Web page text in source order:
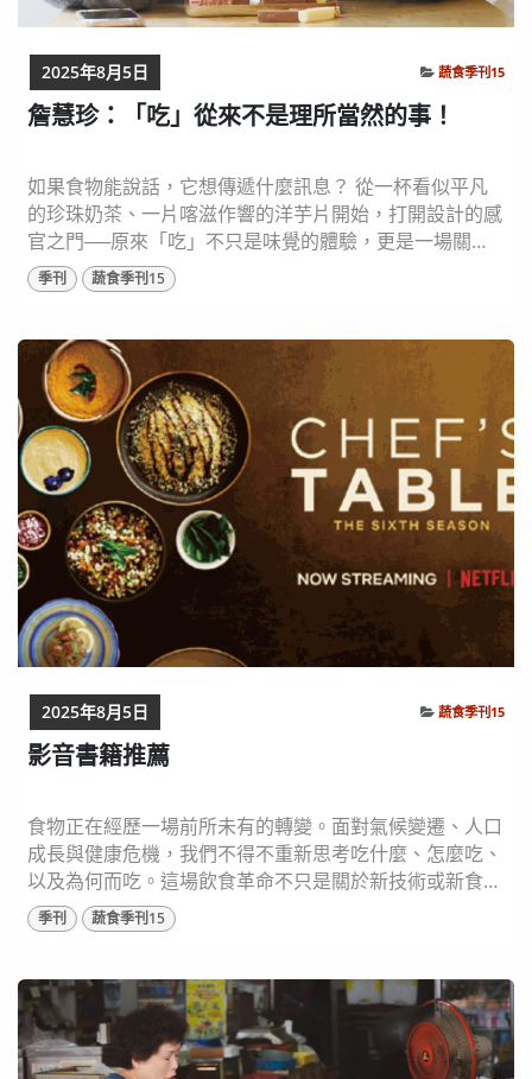
詹慧珍：「吃」從來不是理所當然的事！
如果食物能說話，它想傳遞什麼訊息？ 從一杯看似平凡
的珍珠奶茶、一片喀滋作響的洋芋片開始，打開設計的感
官之門──原來「吃」不只是味覺的體驗，更是一場關於
未來的提問。UOVO Food Design Studio 創辦人詹慧珍
（Amber Chen）從公平貿易出發，最終走入食物設計的
待日常飲食：吃下去的，不只是滋味，而是選擇、思考、
風土與未來。 圖片來...
季刊 蔬食季刊15
2025年8月5日 蔬食季刊15
影音書籍推薦
食物正在經歷一場前所未有的轉變。面對氣候變遷、人口
成長與健康危機，我們不得不重新思考吃什麼、怎麼吃、
以及為何而吃。這場飲食革命不只是關於新技術或新食
材，更關乎文化的延續、設計的創新、土地的永續與公平
的實現。從田野到廚房、從創作者到消費者，每一個環節
Food for the Future 食物是文化，食物就是生活──它是
我們生命的一部分，也是將我們連結...
季刊 蔬食季刊15
2025年8月5日 蔬食季刊15